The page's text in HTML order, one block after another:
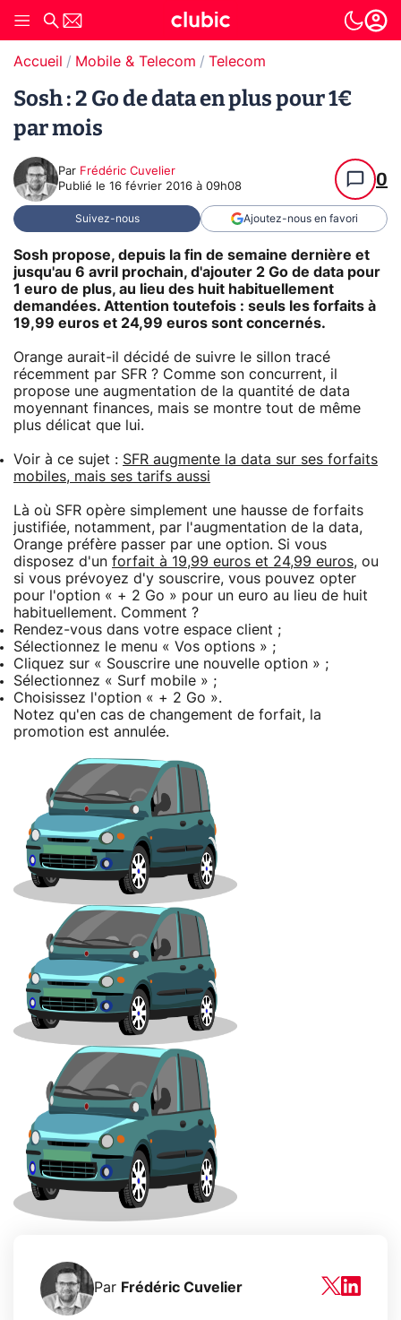
Accueil Mobile & Telecom Telecom
Sosh : 2 Go de data en plus pour 1€
par mois
Par Frédéric Cuvelier
Publié le 16 février 2016 à 09h08 0
Suivez-nous Ajoutez-nous en favori
Sosh propose, depuis la fin de semaine dernière et
jusqu'au 6 avril prochain, d'ajouter 2 Go de data pour
1 euro de plus, au lieu des huit habituellement
demandées. Attention toutefois : seuls les forfaits à
19,99 euros et 24,99 euros sont concernés.
Orange aurait-il décidé de suivre le sillon tracé
récemment par SFR ? Comme son concurrent, il
propose une augmentation de la quantité de data
moyennant finances, mais se montre tout de même
plus délicat que lui.
Voir à ce sujet : SFR augmente la data sur ses forfaits
mobiles, mais ses tarifs aussi
Là où SFR opère simplement une hausse de forfaits
justifiée, notamment, par l'augmentation de la data,
Orange préfère passer par une option. Si vous
disposez d'un forfait à 19,99 euros et 24,99 euros, ou
si vous prévoyez d'y souscrire, vous pouvez opter
pour l'option « + 2 Go » pour un euro au lieu de huit
habituellement. Comment ?
Rendez-vous dans votre espace client ;
Sélectionnez le menu « Vos options » ;
Cliquez sur « Souscrire une nouvelle option » ;
Sélectionnez « Surf mobile » ;
Choisissez l'option « + 2 Go ».
Notez qu'en cas de changement de forfait, la
promotion est annulée.
Par Frédéric Cuvelier